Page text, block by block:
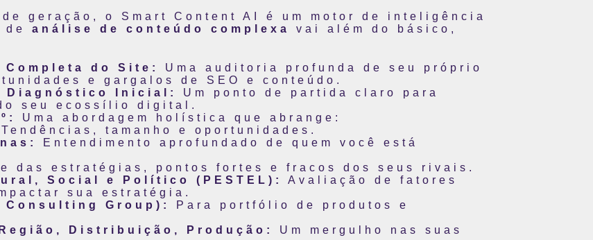
geração, o Smart Content AI é um motor de inteligência
de análise de conteúdo complexa
vai além do básico,
Completa do Site:
Uma auditoria profunda de seu próprio
e gargalos de SEO e conteúdo.
Diagnóstico Inicial:
Um ponto de partida claro para
seu ecossílio digital.
Uma abordagem holística que abrange:
Tendências, tamanho e oportunidades.
Entendimento aprofundado de quem você está
das estratégias, pontos fortes e fracos dos seus rivais.
Social e Político (PESTEL):
Avaliação de fatores
sua estratégia.
Consulting Group):
Para portfólio de produtos e
Distribuição, Produção:
Um mergulho nas suas